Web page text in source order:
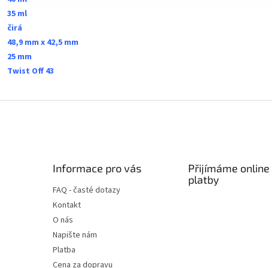
35 ml
čirá
48,9 mm x 42,5 mm
25 mm
Twist Off 43
Informace pro vás
FAQ - časté dotazy
Kontakt
O nás
Napište nám
Platba
Cena za dopravu
Přijímáme online
platby